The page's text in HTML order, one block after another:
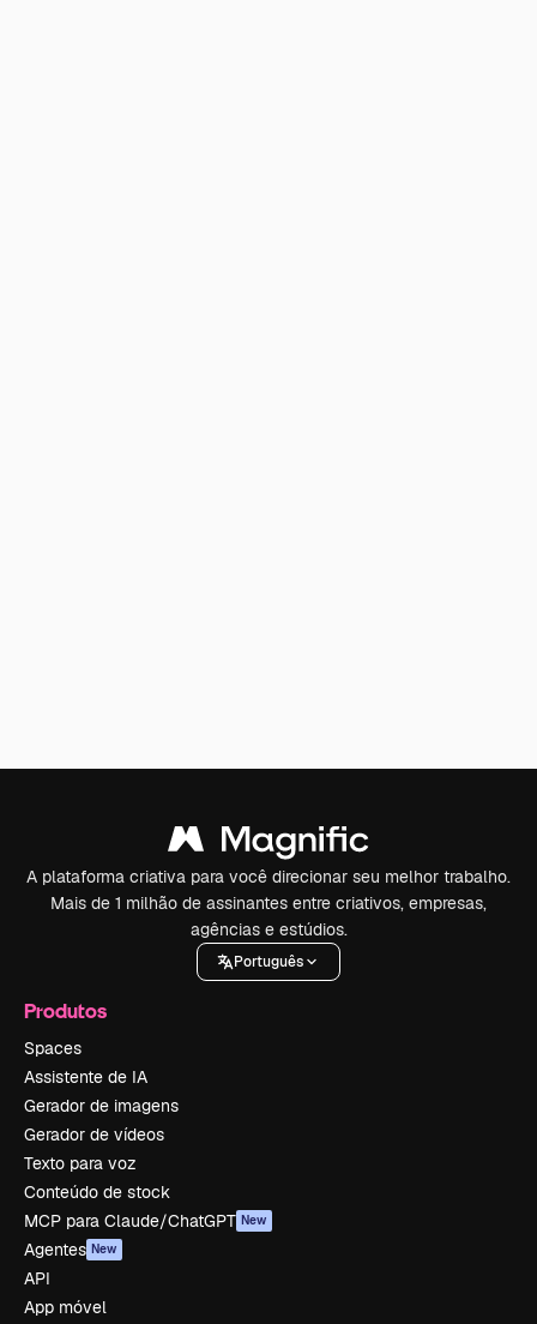
A plataforma criativa para você direcionar seu melhor trabalho.
Mais de 1 milhão de assinantes entre criativos, empresas,
agências e estúdios.
Português
Produtos
Spaces
Assistente de IA
Gerador de imagens
Gerador de vídeos
Texto para voz
Conteúdo de stock
MCP para Claude/ChatGPT New
Agentes New
API
App móvel